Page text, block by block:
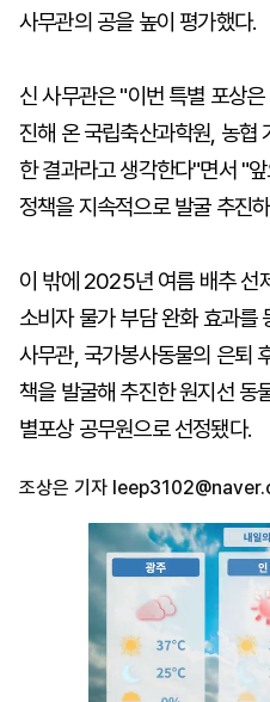
사무관의 공을 높이 평가했다.
신 사무관은 "이번 특별 포상
진해 온 국립축산과학원, 농협
한 결과라고 생각한다"면서 "
정책을 지속적으로 발굴 추진
이 밖에 2025년 여름 배추 선
소비자 물가 부담 완화 효과를
사무관, 국가봉사동물의 은퇴
책을 발굴해 추진한 원지선 동
별포상 공무원으로 선정됐다.
조상은 기자